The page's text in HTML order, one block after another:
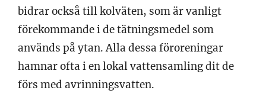
bidrar också till kolväten, som är vanligt
förekommande i de tätningsmedel som
används på ytan. Alla dessa föroreningar
hamnar ofta i en lokal vattensamling dit de
förs med avrinningsvatten.